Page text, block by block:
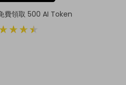
費領取 500 AI Token